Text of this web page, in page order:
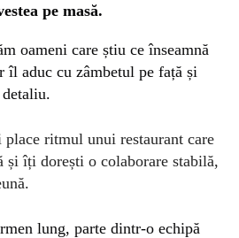
pe masă.
oameni care știu ce înseamnă
îl aduc cu zâmbetul pe față și
ritmul unui restaurant care
și îți dorești o colaborare stabilă,
lung, parte dintr-o echipă